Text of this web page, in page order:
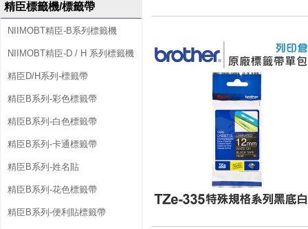
精臣標籤機/標籤帶
NIIMOBT精臣-B系列標籤機
NIIMOBT精臣-D / H 系列標籤機
精臣D/H系列-標籤帶
精臣B系列-彩色標籤帶
精臣B系列-白色標籤帶
精臣B系列-卡通標籤帶
精臣B系列-姓名貼
精臣B系列-花色標籤帶
精臣B系列-便利貼標籤帶